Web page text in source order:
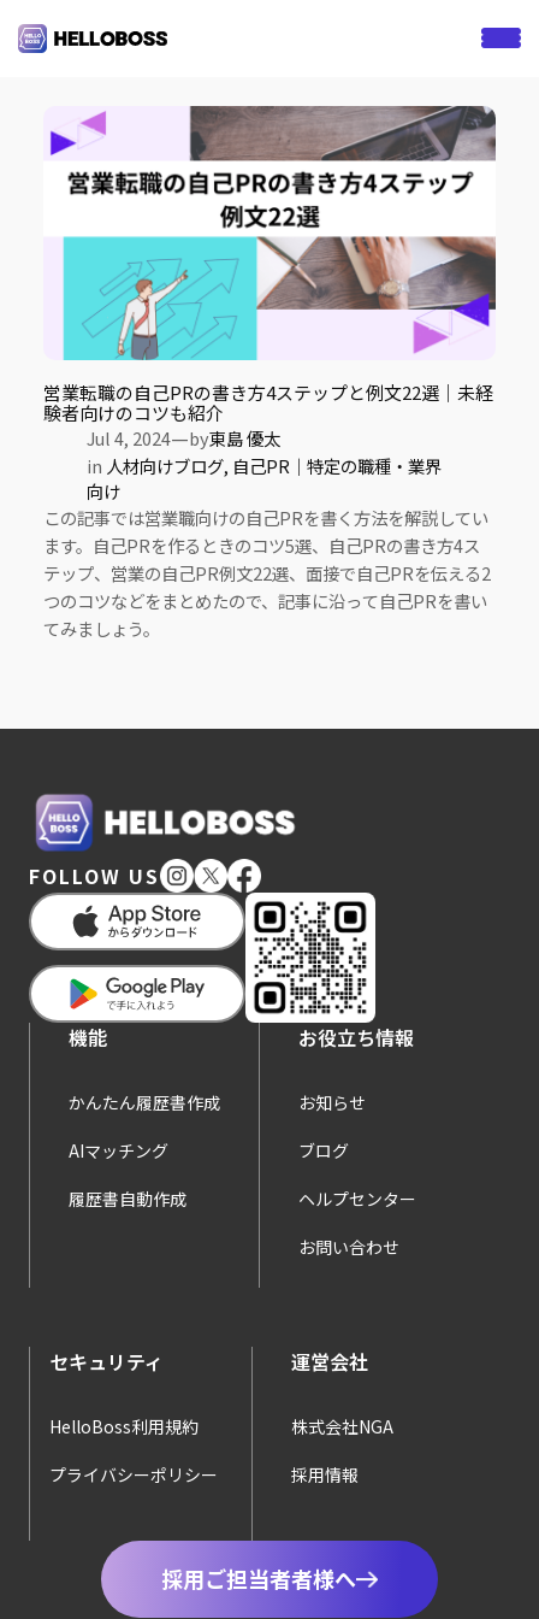
Tag:営業転職
営業転職の自己PRの書き方4ステップと例文22選｜未経
験者向けのコツも紹介
Jul 4, 2024—by東島 優太
in 人材向けブログ, 自己PR｜特定の職種・業界
向け
この記事では営業職向けの自己PRを書く方法を解説してい
ます。自己PRを作るときのコツ5選、自己PRの書き方4ス
テップ、営業の自己PR例文22選、面接で自己PRを伝える2
つのコツなどをまとめたので、記事に沿って自己PRを書い
てみましょう。
FOLLOW US
機能
かんたん履歴書作成
AIマッチング
履歴書自動作成
お役立ち情報
お知らせ
ブログ
ヘルプセンター
お問い合わせ
セキュリティ
HelloBoss利用規約
プライバシーポリシー
運営会社
株式会社NGA
採用情報
採用ご担当者者様へ